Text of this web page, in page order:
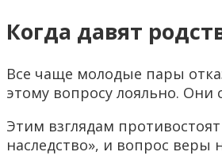
Когда давят
Все чаще молодые пары
этому вопросу лояльно. Они
Этим взглядам
наследство», и вопрос веры